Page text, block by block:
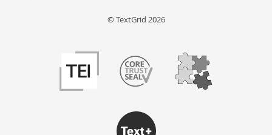
© TextGrid 2026